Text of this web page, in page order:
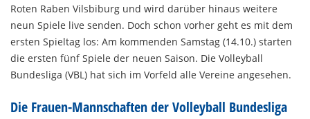
Roten Raben Vilsbiburg und wird darüber hinaus weitere
neun Spiele live senden. Doch schon vorher geht es mit dem
ersten Spieltag los: Am kommenden Samstag (14.10.) starten
die ersten fünf Spiele der neuen Saison. Die Volleyball
Bundesliga (VBL) hat sich im Vorfeld alle Vereine angesehen.
Die Frauen-Mannschaften der Volleyball Bundesliga